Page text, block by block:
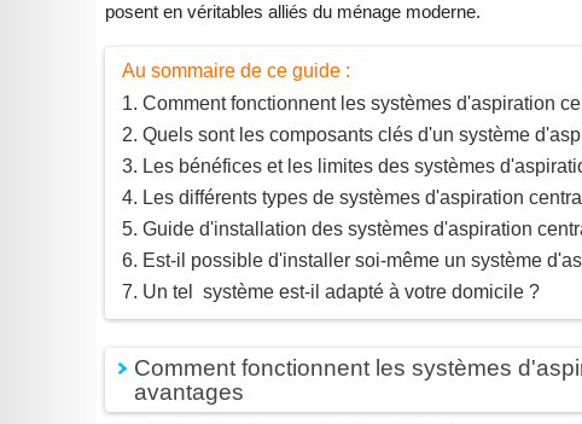
posent en véritables alliés du ménage moderne.
Au sommaire de ce guide :
Comment fonctionnent les systèmes d'aspiration
Quels sont les composants clés d'un système
Les bénéfices et les limites des systèmes
Les différents types de systèmes d'aspiration
Guide d'installation des systèmes d'aspiration
Est-il possible d'installer soi-même un système
Un tel système est-il adapté à votre domicile ?
Comment fonctionnent les systèmes
avantages